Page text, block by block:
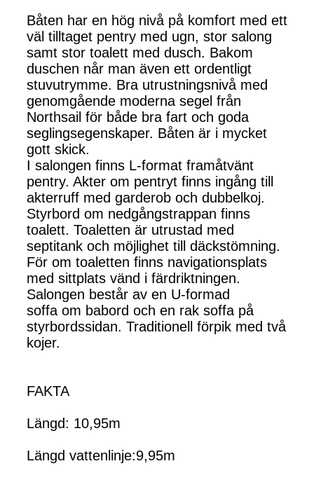
Båten har en hög nivå på komfort med ett
väl tilltaget pentry med ugn, stor salong
samt stor toalett med dusch. Bakom
duschen når man även ett ordentligt
stuvutrymme. Bra utrustningsnivå med
genomgående moderna segel från
Northsail för både bra fart och goda
seglingsegenskaper. Båten är i mycket
gott skick.
I salongen finns L-format framåtvänt
pentry. Akter om pentryt finns ingång till
akterruff med garderob och dubbelkoj.
Styrbord om nedgångstrappan finns
toalett. Toaletten är utrustad med
septitank och möjlighet till däckstömning.
För om toaletten finns navigationsplats
med sittplats vänd i färdriktningen.
Salongen består av en U-formad
soffa om babord och en rak soffa på
styrbordssidan. Traditionell förpik med två
kojer.
FAKTA
Längd: 10,95m
Längd vattenlinje:9,95m